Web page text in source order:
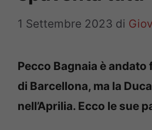
1 Settembre 2023 di
Pecco Bagnaia è
di Barcellona, ma la
nell’Aprilia. Ecco le sue